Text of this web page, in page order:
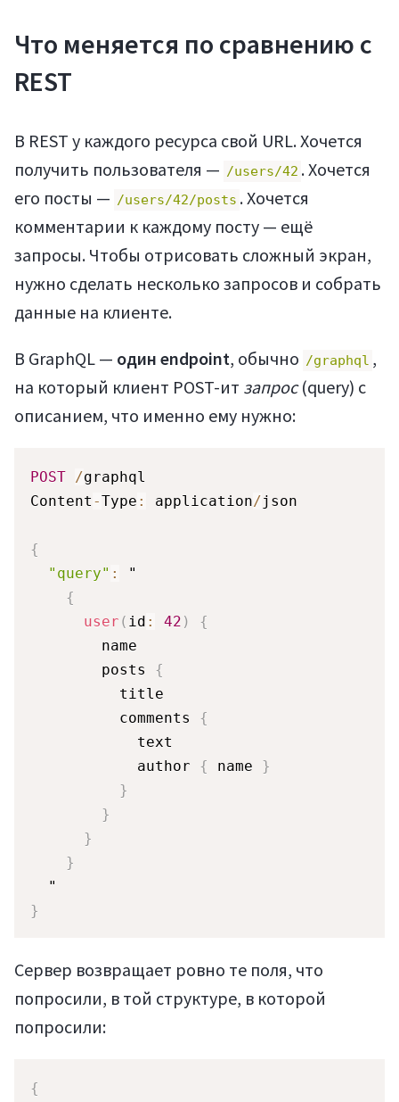
Что меняется по сравнению с
REST
В REST у каждого ресурса свой URL. Хочется
получить пользователя — /users/42 . Хочется
его посты — /users/42/posts . Хочется
комментарии к каждому посту — ещё
запросы. Чтобы отрисовать сложный экран,
нужно сделать несколько запросов и собрать
данные на клиенте.
В GraphQL — один endpoint, обычно /graphql ,
на который клиент POST-ит запрос(query) с
описанием, что именно ему нужно:
POST /graphql
Content -Type : application/json
{
"query" :
"
{
user ( id : 42 )
{
        name
        posts
{
          title
          comments
{
            text
            author
{ name }
}
}
}
}
}
Сервер возвращает ровно те поля, что
попросили, в той структуре, в которой
попросили:
{